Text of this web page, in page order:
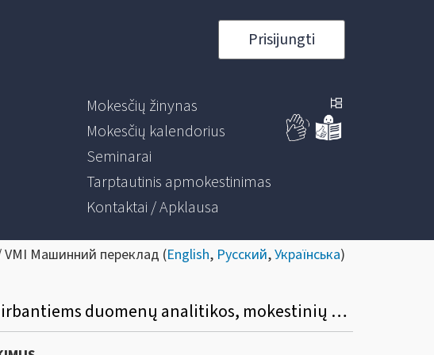
Prisijungti
Mokesčių žinynas
Mokesčių kalendorius
Seminarai
Tarptautinis apmokestinimas
Kontaktai / Apklausa
Машинний переклад (English, Русский,Українська)
Užsienio kalbų mokymų Valstybinės mokesčių inspekcijos darbuotojams, dirbantiems duomenų analitikos, mokestinių prievolių užtikrinimo ir mokesčių mokėtojų kontrolės srityse viešasis pirkimas